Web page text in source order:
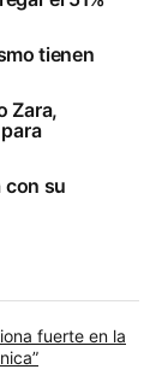
tienen
Zara,
con su
fuerte en la